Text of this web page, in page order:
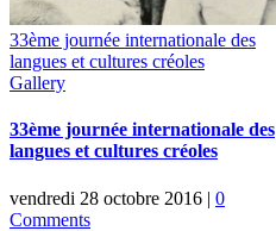
33ème journée internationale des
langues et cultures créoles
Gallery
33ème journée internationale des
langues et cultures créoles
vendredi 28 octobre 2016 | 0
Comments